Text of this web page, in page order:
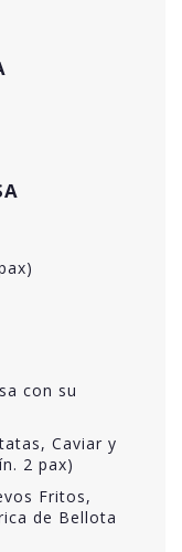
con su
Caviar y
2 pax)
Fritos,
de Bellota